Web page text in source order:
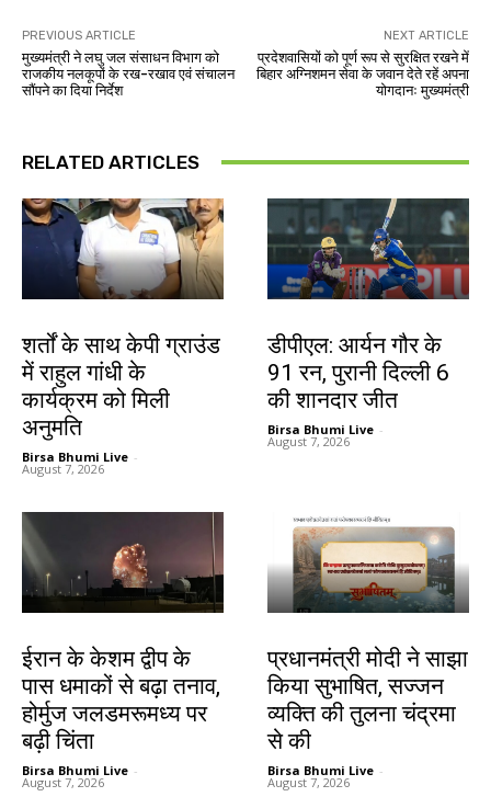
PREVIOUS ARTICLE
मुख्यमंत्री ने लघु जल संसाधन विभाग को
राजकीय नलकूपों के रख-रखाव एवं संचालन
सौंपने का दिया निर्देश
NEXT ARTICLE
प्रदेशवासियों को पूर्ण रूप से सुरक्षित रखने में
बिहार अग्निशमन सेवा के जवान देते रहें अपना
योगदानः मुख्यमंत्री
RELATED ARTICLES
शर्तों के साथ केपी ग्राउंड
में राहुल गांधी के
कार्यक्रम को मिली
अनुमति
Birsa Bhumi Live -
August 7, 2026
डीपीएल: आर्यन गौर के
91 रन, पुरानी दिल्ली 6
की शानदार जीत
Birsa Bhumi Live -
August 7, 2026
ईरान के केशम द्वीप के
पास धमाकों से बढ़ा तनाव,
होर्मुज जलडमरूमध्य पर
बढ़ी चिंता
Birsa Bhumi Live -
August 7, 2026
प्रधानमंत्री मोदी ने साझा
किया सुभाषित, सज्जन
व्यक्ति की तुलना चंद्रमा
से की
Birsa Bhumi Live -
August 7, 2026